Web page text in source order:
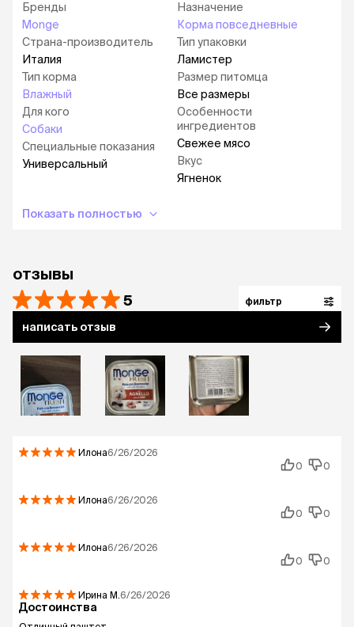
Бренды
Monge
Страна-производитель
Италия
Тип корма
Влажный
Для кого
Собаки
Специальные показания
Универсальный
Назначение
Корма повседневные
Тип упаковки
Ламистер
Размер питомца
Все размеры
Особенности
ингредиентов
Свежее мясо
Вкус
Ягненок
Показать полностью
отзывы
5 фильтр
написать отзыв
Илона6/26/2026
0
0
Илона6/26/2026
0
0
Илона6/26/2026
0
0
Ирина М. 6/26/2026
Достоинства